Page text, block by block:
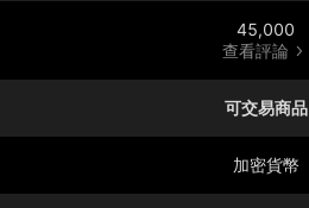
45,000
查看評論
可交易商品
加密貨幣